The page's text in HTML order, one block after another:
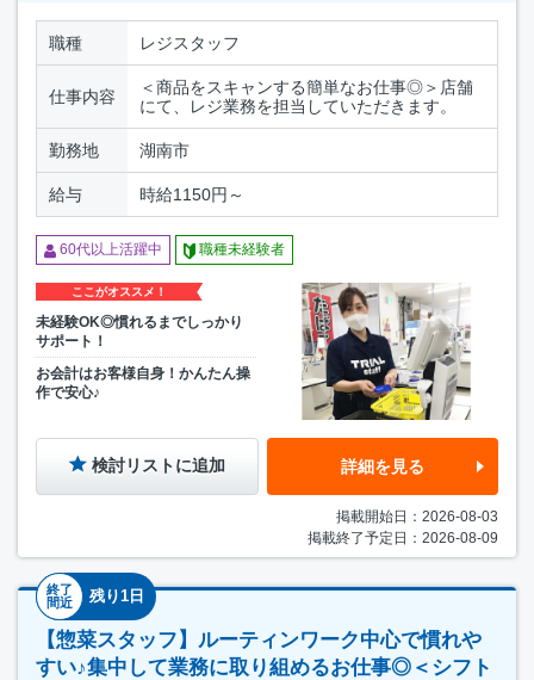
職種 レジスタッフ
仕事内容
＜商品をスキャンする簡単なお仕事◎＞店舗
にて、レジ業務を担当していただきます。
勤務地 湖南市
給与 時給1150円～
60代以上活躍中 職種未経験者
ここがオススメ！
未経験OK◎慣れるまでしっかり
サポート！
お会計はお客様自身！かんたん操
作で安心♪
検討リストに追加 詳細を見る
掲載開始日：2026-08-03
掲載終了予定日：2026-08-09
終了
間近
残り1日
【惣菜スタッフ】ルーティンワーク中心で慣れや
すい♪集中して業務に取り組めるお仕事◎＜シフト